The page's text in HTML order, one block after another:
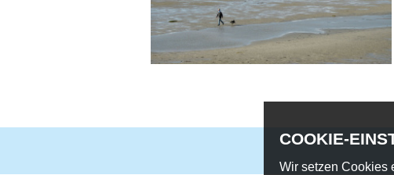
COOKIE-
Wir setzen Cookies